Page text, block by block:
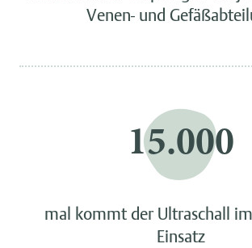
Venen- und
15.000
mal kommt der Ultraschall
Einsatz